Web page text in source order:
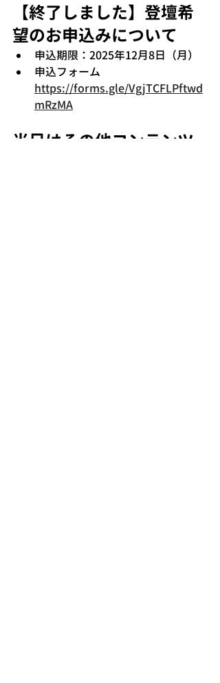
【終了しました】登壇希
望のお申込みについて
申込期限：2025年12月8日（月）
申込フォーム
https://forms.gle/VgjTCFLPftwd
mRzMA
当日はその他コンテンツ